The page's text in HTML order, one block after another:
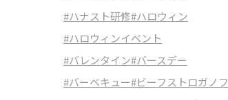
#ハナスト研修#ハロウィン
#ハロウィンイベント
#バレンタイン#バースデー
#バーベキュー#ビーフストロガノフ